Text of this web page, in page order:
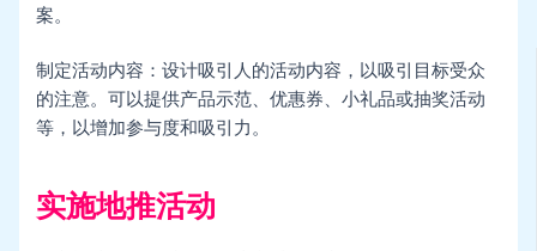
案。
制定活动内容：设计吸引人的活动内容，以吸引目标受众
的注意。可以提供产品示范、优惠券、小礼品或抽奖活动
等，以增加参与度和吸引力。
实施地推活动